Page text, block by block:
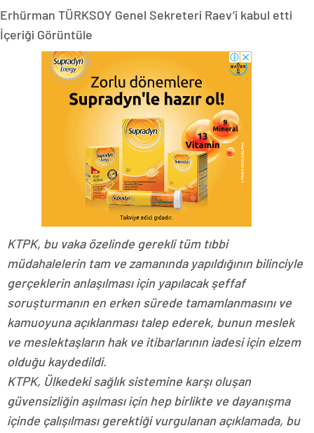
Erhürman TÜRKSOY Genel Sekreteri Raev’i kabul etti
İçeriği Görüntüle
KTPK, bu vaka özelinde gerekli tüm tıbbi
müdahalelerin tam ve zamanında yapıldığının bilinciyle
gerçeklerin anlaşılması için yapılacak şeffaf
soruşturmanın en erken sürede tamamlanmasını ve
kamuoyuna açıklanması talep ederek, bunun meslek
ve meslektaşların hak ve itibarlarının iadesi için elzem
olduğu kaydedildi.
KTPK, Ülkedeki sağlık sistemine karşı oluşan
güvensizliğin aşılması için hep birlikte ve dayanışma
içinde çalışılması gerektiği vurgulanan açıklamada, bu